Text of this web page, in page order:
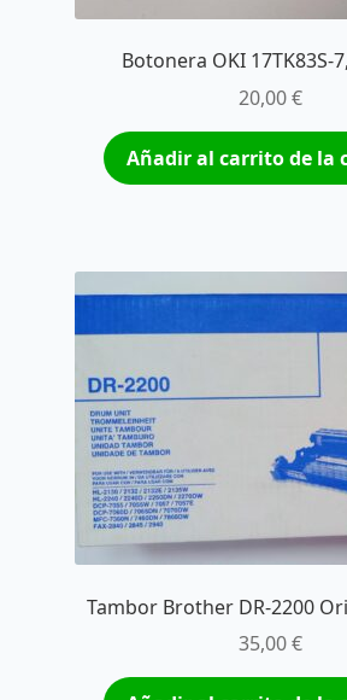
Botonera OKI 17TK83S-
20,00€
Añadir al carrito de la
Tambor Brother DR-2200
35,00€